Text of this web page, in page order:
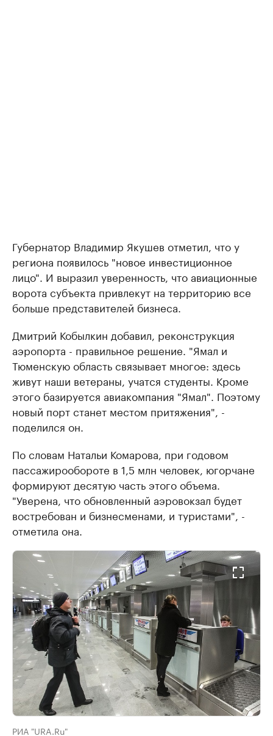
Губернатор Владимир Якушев отметил, что у
региона появилось "новое инвестиционное
лицо". И выразил уверенность, что авиационные
ворота субъекта привлекут на территорию все
больше представителей бизнеса.
Дмитрий Кобылкин добавил, реконструкция
аэропорта - правильное решение. "Ямал и
Тюменскую область связывает многое: здесь
живут наши ветераны, учатся студенты. Кроме
этого базируется авиакомпания "Ямал". Поэтому
новый порт станет местом притяжения", -
поделился он.
По словам Натальи Комарова, при годовом
пассажирообороте в 1,5 млн человек, югорчане
формируют десятую часть этого объема.
"Уверена, что обновленный аэровокзал будет
востребован и бизнесменами, и туристами", -
отметила она.
РИА "URA.Ru"